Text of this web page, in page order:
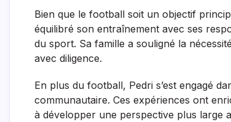
Bien que le football soit un objectif
équilibré son entraînement avec ses
du sport. Sa famille a souligné la
avec diligence.
En plus du football, Pedri s’est engagé
communautaire. Ces expériences ont
à développer une perspective plus large